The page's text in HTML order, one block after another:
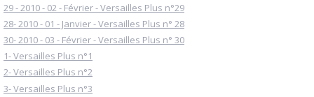
29 - 2010 - 02 - Février - Versailles Plus n°29
28- 2010 - 01 - Janvier - Versailles Plus n° 28
30- 2010 - 03 - Février - Versailles Plus n° 30
1- Versailles Plus n°1
2- Versailles Plus n°2
3- Versailles Plus n°3